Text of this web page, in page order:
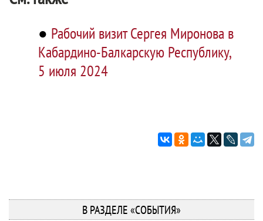
● Рабочий визит Сергея Миронова в
Кабардино-Балкарскую Республику,
5 июля 2024
В РАЗДЕЛЕ «СОБЫТИЯ»